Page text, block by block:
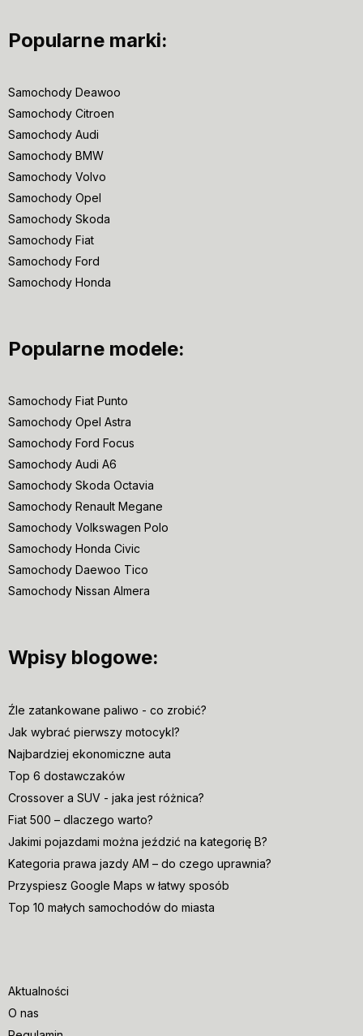
Popularne marki:
Samochody Deawoo
Samochody Citroen
Samochody Audi
Samochody BMW
Samochody Volvo
Samochody Opel
Samochody Skoda
Samochody Fiat
Samochody Ford
Samochody Honda
Popularne modele:
Samochody Fiat Punto
Samochody Opel Astra
Samochody Ford Focus
Samochody Audi A6
Samochody Skoda Octavia
Samochody Renault Megane
Samochody Volkswagen Polo
Samochody Honda Civic
Samochody Daewoo Tico
Samochody Nissan Almera
Wpisy blogowe:
Źle zatankowane paliwo - co zrobić?
Jak wybrać pierwszy motocykl?
Najbardziej ekonomiczne auta
Top 6 dostawczaków
Crossover a SUV - jaka jest różnica?
Fiat 500 – dlaczego warto?
Jakimi pojazdami można jeździć na kategorię B?
Kategoria prawa jazdy AM – do czego uprawnia?
Przyspiesz Google Maps w łatwy sposób
Top 10 małych samochodów do miasta
Aktualności
O nas